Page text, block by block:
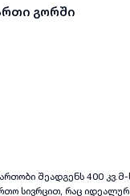
გორში
შეადგენს 400
სივრცით, რაც